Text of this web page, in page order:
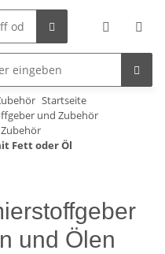
Startseite
und Zubehör
Fett oder Öl
und Ölen